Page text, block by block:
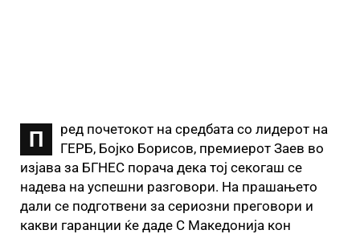
П
ред почетокот на средбата со лидерот на
ГЕРБ, Бојко Борисов, премиерот Заев во
изјава за БГНЕС порача дека тој секогаш се
надева на успешни разговори. На прашањето
дали се подготвени за сериозни преговори и
какви гаранции ќе даде С Македонија кон